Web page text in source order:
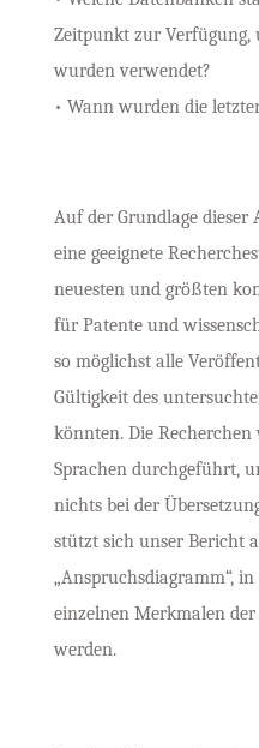
Zeitpunkt zur Verfügung,
wurden verwendet?
• Wann wurden die
Auf der Grundlage
eine geeignete
neuesten und größten
für Patente und
so möglichst alle
Gültigkeit des
könnten. Die
Sprachen durchgeführt,
nichts bei der
stützt sich unser Bericht
„Anspruchsdiagramm“,
einzelnen Merkmalen
werden.